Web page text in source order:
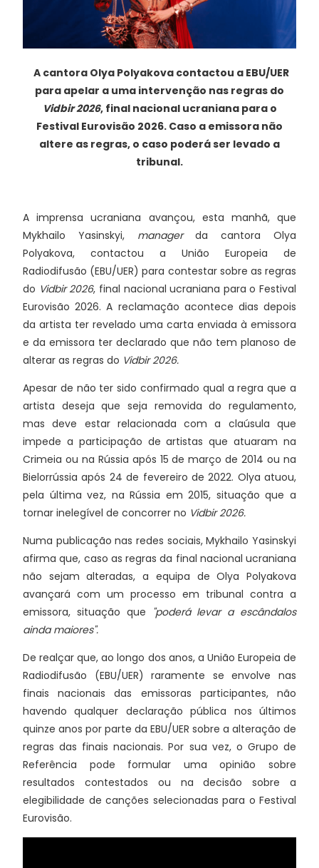
A cantora Olya Polyakova contactou a EBU/UER
para apelar a uma intervenção nas regras do
Vidbir 2026, final nacional ucraniana para o
Festival Eurovisão 2026. Caso a emissora não
altere as regras, o caso poderá ser levado a
tribunal.
A imprensa ucraniana avançou, esta manhã, que
Mykhailo Yasinskyi, managerda cantora Olya
Polyakova, contactou a União Europeia de
Radiodifusão (EBU/UER) para contestar sobre as regras
do Vidbir 2026, final nacional ucraniana para o Festival
Eurovisão 2026. A reclamação acontece dias depois
da artista ter revelado uma carta enviada à emissora
e da emissora ter declarado que não tem planoso de
alterar as regras do Vidbir 2026.
Apesar de não ter sido confirmado qual a regra que a
artista deseja que seja removida do regulamento,
mas deve estar relacionada com a claúsula que
impede a participação de artistas que atuaram na
Crimeia ou na Rússia após 15 de março de 2014 ou na
Bielorrússia após 24 de fevereiro de 2022. Olya atuou,
pela última vez, na Rússia em 2015, situação que a
tornar inelegível de concorrer no Vidbir 2026.
Numa publicação nas redes sociais, Mykhailo Yasinskyi
afirma que, caso as regras da final nacional ucraniana
não sejam alteradas, a equipa de Olya Polyakova
avançará com um processo em tribunal contra a
emissora, situação que "poderá levar a escândalos
ainda maiores".
De realçar que, ao longo dos anos, a União Europeia de
Radiodifusão (EBU/UER) raramente se envolve nas
finais nacionais das emissoras participantes, não
havendo qualquer declaração pública nos últimos
quinze anos por parte da EBU/UER sobre a alteração de
regras das finais nacionais. Por sua vez, o Grupo de
Referência pode formular uma opinião sobre
resultados contestados ou na decisão sobre a
elegibilidade de canções selecionadas para o Festival
Eurovisão.